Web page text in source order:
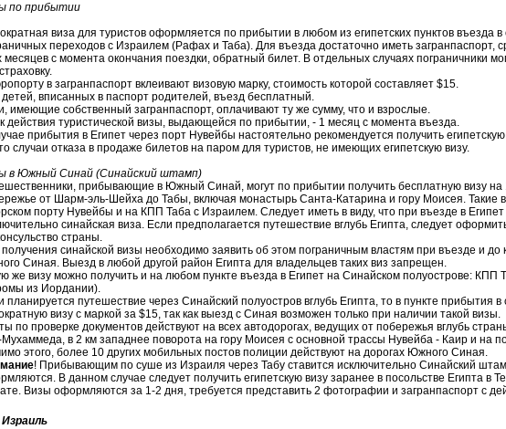
по прибытии
виза для туристов оформляется по прибытии в любом из египетских пунктов въезда
переходов с Израилем (Рафах и Таба). Для въезда достаточно иметь загранпаспорт,
месяцев с момента окончания поездки, обратный билет. В отдельных случаях пограничники
в загранпаспорт вклеивают визовую марку, стоимость которой составляет $15.
вписанных в паспорт родителей, въезд бесплатный.
имеющие собственный загранпаспорт, оплачивают ту же сумму, что и взрослые.
действия туристической визы, выдающейся по прибытии, - 1 месяц с момента въезда.
прибытия в Египет через порт Нувейбы настоятельно рекомендуется получить
случаи отказа в продаже билетов на паром для туристов, не имеющих египетскую визу.
в Южный Синай (Синайский штамп)
прибывающие в Южный Синай, могут по прибытии получить бесплатную визу
от Шарм-эль-Шейха до Табы, включая монастырь Санта-Катарина и гору Моисея.
порту Нувейбы и на КПП Таба с Израилем. Следует иметь в виду, что при въезде в
синайская виза. Если предполагается путешествие вглубь Египта, следует
страны.
синайской визы необходимо заявить об этом пограничным властям при въезде и до
Синая. Выезд в любой другой район Египта для владельцев таких виз запрещен.
же визу можно получить и на любом пункте въезда в Египет на Синайском полуострове: КПП
из Иордании).
планируется путешествие через Синайский полуостров вглубь Египта, то в пункте прибытия
визу с маркой за $15, так как выезд с Синая возможен только при наличии такой визы.
по проверке документов действуют на всех автодорогах, ведущих от побережья вглубь
Мухаммеда, в 2 км западнее поворота на гору Моисея с основной трассы Нувейба - Каир и на
этого, более 10 других мобильных постов полиции действуют на дорогах Южного Синая.
! Прибывающим по суше из Израиля через Табу ставится исключительно Синайский
В данном случае следует получить египетскую визу заранее в посольстве Египта в
Визы оформляются за 1-2 дня, требуется представить 2 фотографии и загранпаспорт с
Израиль